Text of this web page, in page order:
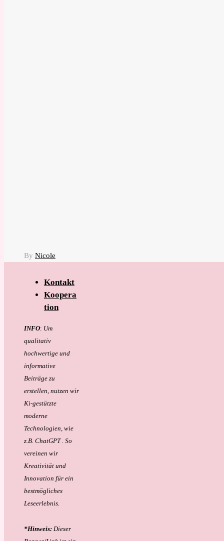
By Nicole
Kontakt
Koopera
tion
INFO: Um
qualitativ
hochwertige und
informative
Beiträge zu
erstellen, nutzen wir
Ki-gestützte
moderne
Technologien, wie
z.B. ChatGPT . So
vereinen wir
Kreativität und
Innovation für ein
bestmögliches
Leseerlebnis.
*Hinweis: Dieser